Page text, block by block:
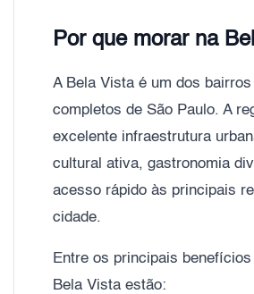
Por que morar na
A Bela Vista é um dos
completos de São Paulo. A
excelente infraestrutura
cultural ativa, gastronomia
acesso rápido às principais
cidade.
Entre os principais
Bela Vista estão: